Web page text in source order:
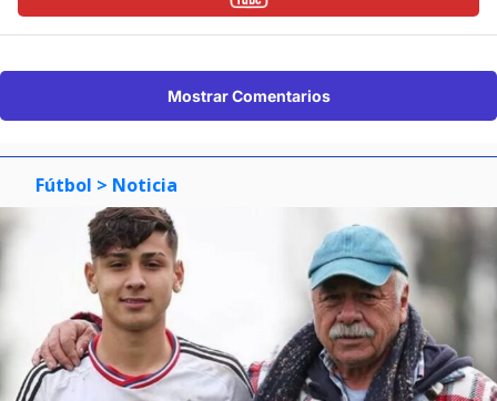
Mostrar Comentarios
Fútbol > Noticia